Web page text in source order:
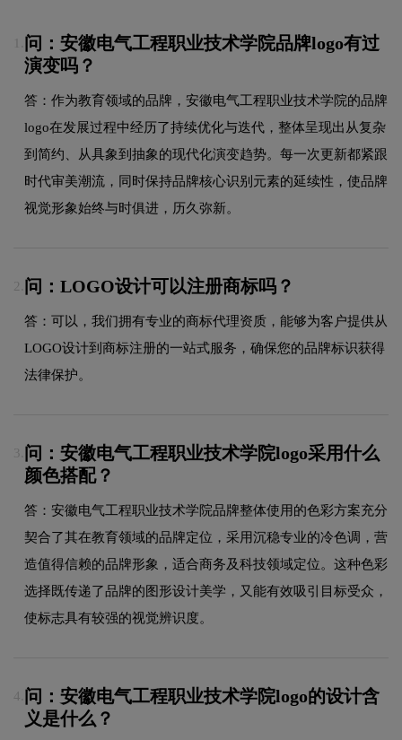
问：安徽电气工程职业技术学院品牌logo有过
演变吗？
答：作为教育领域的品牌，安徽电气工程职业技术学院的品牌
logo在发展过程中经历了持续优化与迭代，整体呈现出从复杂
到简约、从具象到抽象的现代化演变趋势。每一次更新都紧跟
时代审美潮流，同时保持品牌核心识别元素的延续性，使品牌
视觉形象始终与时俱进，历久弥新。
2. 问：LOGO设计可以注册商标吗？
答：可以，我们拥有专业的商标代理资质，能够为客户提供从
LOGO设计到商标注册的一站式服务，确保您的品牌标识获得
法律保护。
3. 问：安徽电气工程职业技术学院logo采用什么
颜色搭配？
答：安徽电气工程职业技术学院品牌整体使用的色彩方案充分
契合了其在教育领域的品牌定位，采用沉稳专业的冷色调，营
造值得信赖的品牌形象，适合商务及科技领域定位。这种色彩
选择既传递了品牌的图形设计美学，又能有效吸引目标受众，
使标志具有较强的视觉辨识度。
4. 问：安徽电气工程职业技术学院logo的设计含
义是什么？